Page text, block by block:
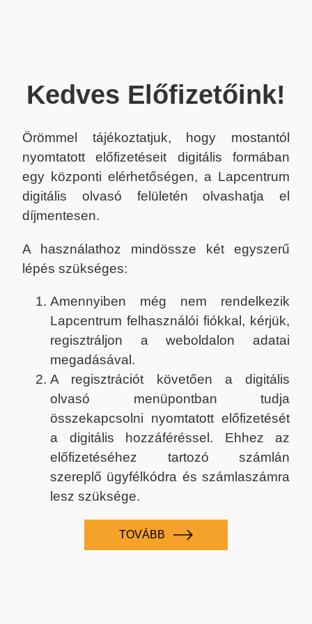
Kedves Előfizetőink!
Örömmel tájékoztatjuk, hogy mostantól
nyomtatott előfizetéseit digitális formában
egy központi elérhetőségen, a Lapcentrum
digitális olvasó felületén olvashatja el
díjmentesen.
A használathoz mindössze két egyszerű
lépés szükséges:
Amennyiben még nem rendelkezik
Lapcentrum felhasználói fiókkal, kérjük,
regisztráljon a weboldalon adatai
megadásával.
A regisztrációt követően a digitális
olvasó menüpontban tudja
összekapcsolni nyomtatott előfizetését
a digitális hozzáféréssel. Ehhez az
előfizetéséhez tartozó számlán
szereplő ügyfélkódra és számlaszámra
lesz szüksége.
TOVÁBB